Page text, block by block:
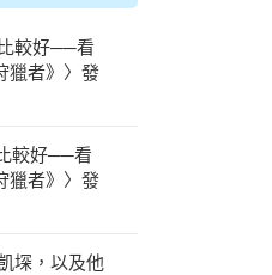
較好──看
者》 〉發
較好──看
者》 〉發
堔，以及他